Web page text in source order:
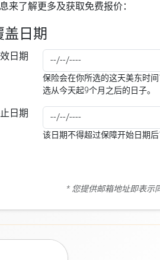
来了解更多及获取免费报价：
盖日期
日期
保险会在你所选的这天美东时
选从今天起9个月之后的日子。
日期
该日期不得超过保障开始日期后
* 您提供邮箱地址即表示